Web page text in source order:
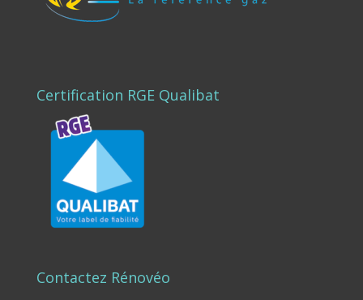
Certification RGE Qualibat
Contactez Rénovéo